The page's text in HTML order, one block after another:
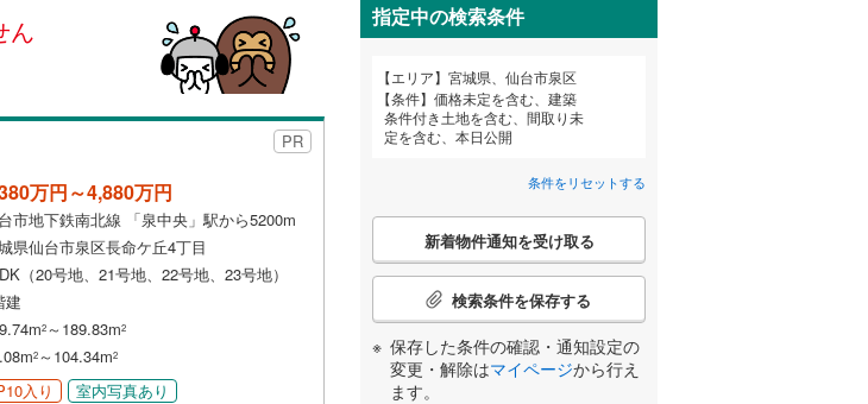
ん
PR
万円～4,880万円
市地下鉄南北線 「泉中央」駅から5200m
県仙台市泉区長命ケ丘4丁目
（20号地、21号地、22号地、23号地）
建
2～189.83m2
2～104.34m2
入り
室内写真あり
指定中の検索条件
エリア
宮城県、仙台市泉区
条件
価格未定を含む、建築
条件付き土地を含む、間取り未
定を含む、本日公開
条件をリセットする
こ
検
条
件
新着物件通知を受け取る
検索条件を保存する
保存した条件の確認・通知設定の
変更・解除はマイページから行え
ます。
大分 鹿児島 沖縄
検索する 市区町村を選択する 条件をリセットする
(0 亘理郡亘理町(0)
(0)
黒川郡大郷町(0)
加美郡加美町(0)
遠田郡美里町(0
検索する 市区町村以下を選択する 条件をリセットする
この条件で検索する 条件をリセットする
検索する 駅を選択する 条件をリセットする
この条件で検索する 条件をリセットする
（0 ）
住宅性能評価付き
大規模（総区画数50戸以上）
（0）
海まで2km以内 小学校まで1km以内（ 0）
この条件で検索する 条件をリセットする
存した条件を見る